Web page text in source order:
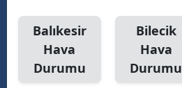
Balıkesir
Hava
Durumu
Bilecik
Hava
Durumu